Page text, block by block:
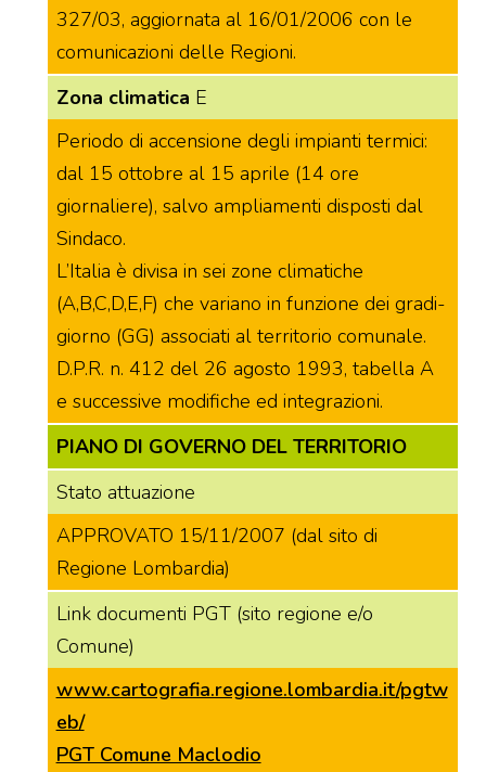
327/03, aggiornata al 16/01/2006 con le
comunicazioni delle Regioni.
Zona climatica E
Periodo di accensione degli impianti termici:
dal 15 ottobre al 15 aprile (14 ore
giornaliere), salvo ampliamenti disposti dal
Sindaco.
L’Italia è divisa in sei zone climatiche
(A,B,C,D,E,F) che variano in funzione dei gradi-
giorno (GG) associati al territorio comunale.
D.P.R. n. 412 del 26 agosto 1993, tabella A
e successive modifiche ed integrazioni.
PIANO DI GOVERNO DEL TERRITORIO
Stato attuazione
APPROVATO 15/11/2007 (dal sito di
Regione Lombardia)
Link documenti PGT (sito regione e/o
Comune)
www.cartografia.regione.lombardia.it/pgtw
eb/
PGT Comune Maclodio